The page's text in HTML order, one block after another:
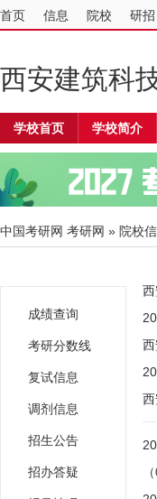
首页 信息 院校 研招
西安建筑科
学校首页 学校简介
中国考研网 考研网 » 院校
成绩查询
考研分数线
复试信息
调剂信息
招生公告
招办答疑